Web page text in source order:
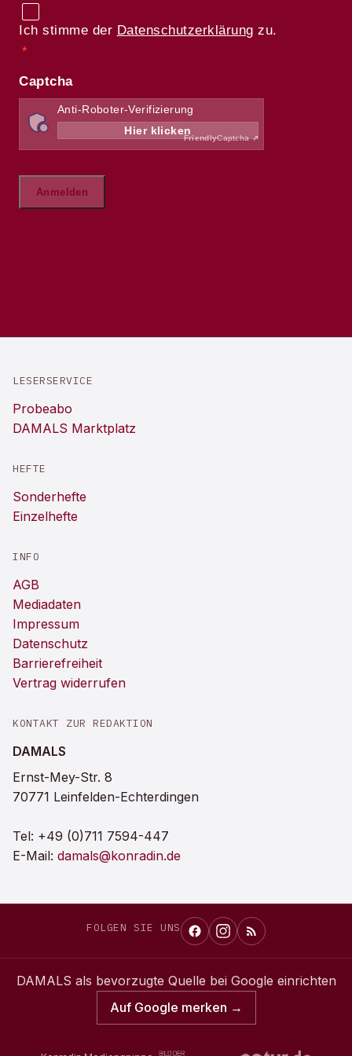
LESERSERVICE
Probeabo
DAMALS Marktplatz
HEFTE
Sonderhefte
Einzelhefte
INFO
AGB
Mediadaten
Impressum
Datenschutz
Barrierefreiheit
Vertrag widerrufen
KONTAKT ZUR REDAKTION
DAMALS
Ernst-Mey-Str. 8
70771 Leinfelden-Echterdingen
Tel: +49 (0)711 7594-447
E-Mail: damals@konradin.de
FOLGEN SIE UNS
DAMALS als bevorzugte Quelle bei Google einrichten
Auf Google merken →